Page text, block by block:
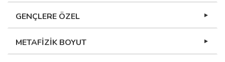
GENÇLERE ÖZEL
METAFİZİK BOYUT